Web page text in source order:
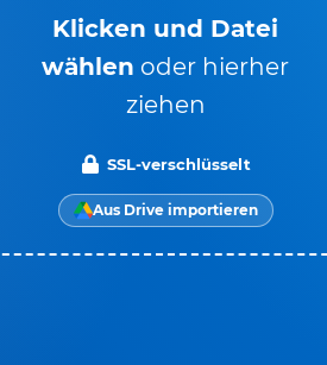
Klicken und Datei
wählen oder hierher
ziehen
SSL-verschlüsselt
Aus Drive importieren